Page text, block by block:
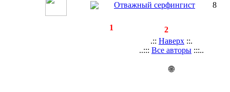
Отважный серфингист 8
1
2
.:: Наверх ::.
..::: Все авторы :::..
🌐